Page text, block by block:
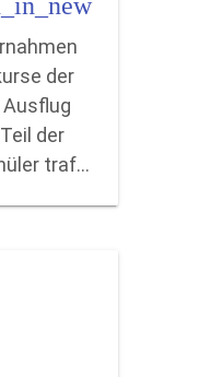
der
Ausflug
der
traf…